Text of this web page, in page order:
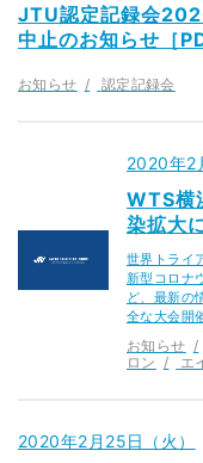
JTU認定記録会
中止のお知らせ［
お知らせ 認定記録会
2020年2
WTS横
染拡大
世界トライ
新型コロナ
ど、最新の
全な大会開
お知らせ
ロン
エ
2020年2月25日（火）